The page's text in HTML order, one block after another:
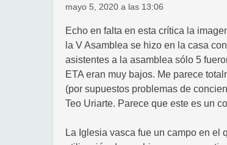
mayo 5, 2020 a las 13:06
Echo en falta en esta crítica la
la V Asamblea se hizo en la casa
asistentes a la asamblea sólo 5
ETA eran muy bajos. Me parece
(por supuestos problemas de
Teo Uriarte. Parece que este es un
La Iglesia vasca fue un campo en el